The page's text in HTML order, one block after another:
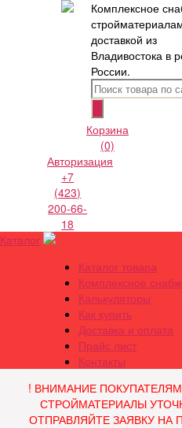
Комплексное
доставкой из
Владивостока в
России.
Корзина
(0)
Авторизация
+7
(423)
200-66-
18
Каталог
Каталог товара
Комплексное
Калькуляторы
Как купить
Доставка и оплата
Прайс лист
Контакты
! ВНИМАНИЕ
СТРОЙМАТЕРИАЛЫ
ОТПРАВЛЯЙТЕ ЗАЯВКУ НА